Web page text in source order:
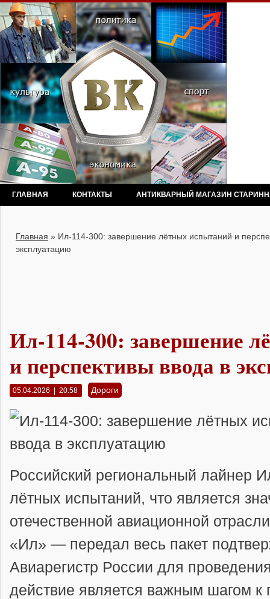
ГЛАВНАЯ КОНТАКТЫ АНТИКВАРНЫЙ МАГАЗИН
Главная » Ил-114-300: завершение лётных испытаний и
эксплуатацию
Ил-114-300: завершение
и перспективы ввода в
05.04.2026 | 20:58 Дороги
Российский региональный лайнер
лётных испытаний, что является
отечественной авиационной
«Ил» — передал весь пакет
Авиарегистр России для
действие является важным шагом